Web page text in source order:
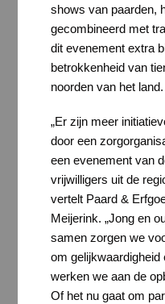
shows van paarden,
gecombineerd met
dit evenement extra
betrokkenheid van
noorden van het land.
„Er zijn meer
door een
een evenement van
vrijwilligers uit de
vertelt Paard &
Meijerink. „Jong en
samen zorgen we
om gelijkwaardigheid
werken we aan de
Of het nu gaat om